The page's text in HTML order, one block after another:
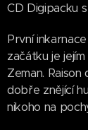
CD Digipacku
První
začátku je
Zeman.
dobře znějící
nikoho na